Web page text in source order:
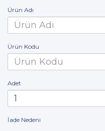
Ürün Adı
Ürün Kodu
Adet
İade Nedeni